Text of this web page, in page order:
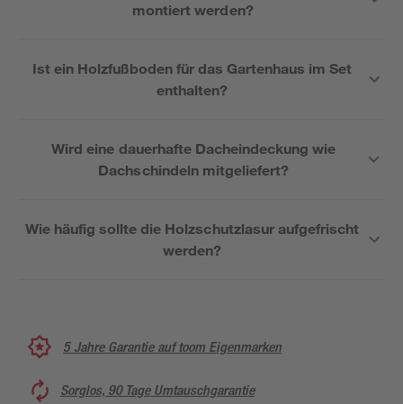
montiert werden?
Ist ein Holzfußboden für das Gartenhaus im Set
enthalten?
Wird eine dauerhafte Dacheindeckung wie
Dachschindeln mitgeliefert?
Wie häufig sollte die Holzschutzlasur aufgefrischt
werden?
5 Jahre Garantie auf toom Eigenmarken
Sorglos, 90 Tage Umtauschgarantie